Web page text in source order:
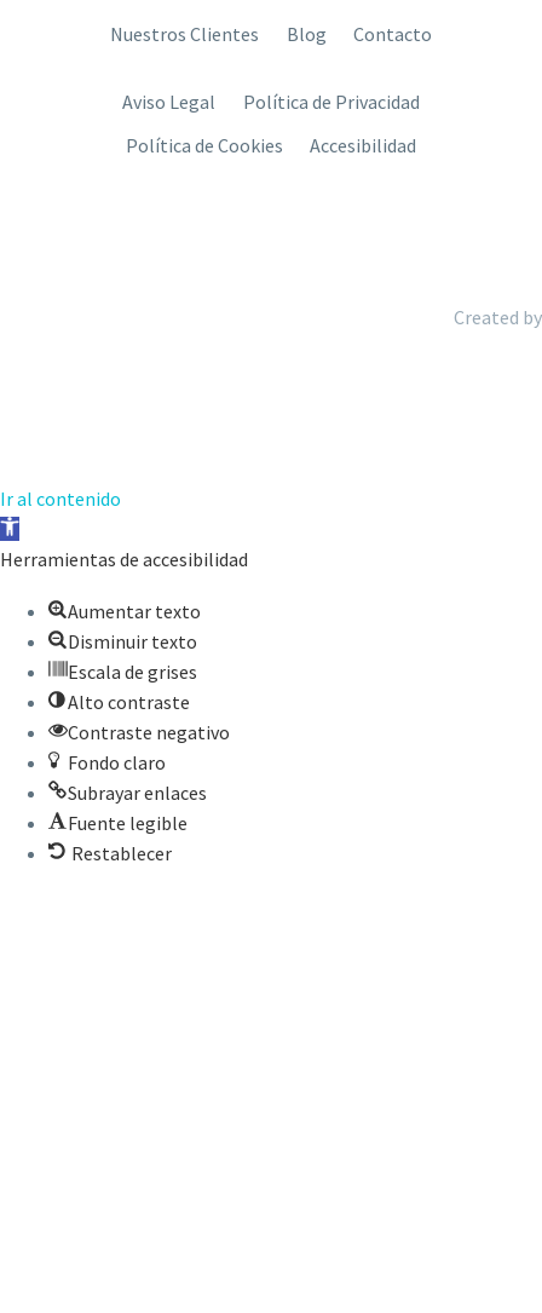
Nuestros Clientes
Blog Contacto
Aviso Legal
Política de Privacidad
Política de Cookies
Accesibilidad
Created by
Ir al contenido
Abrir
barra
herramientas
Herramientas de accesibilidad
Aumentar texto
Disminuir texto
Escala de grises
Alto contraste
Contraste negativo
Fondo claro
Subrayar enlaces
Fuente legible
Restablecer